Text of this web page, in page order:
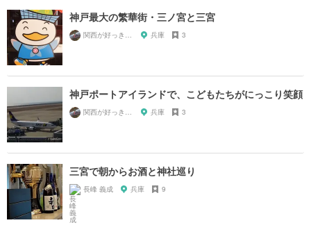
神戸最大の繁華街・三ノ宮と三宮
関西が好っきゃねん 兵庫 3
神戸ポートアイランドで、こどもたちがにっこり笑顔
関西が好っきゃねん 兵庫 3
三宮で朝からお酒と神社巡り
長峰 義成 兵庫 9